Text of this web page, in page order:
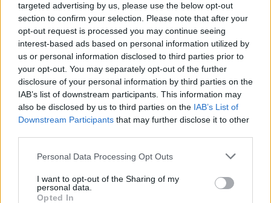
targeted advertising by us, please use the below opt-out
section to confirm your selection. Please note that after your
opt-out request is processed you may continue seeing
interest-based ads based on personal information utilized by
us or personal information disclosed to third parties prior to
your opt-out. You may separately opt-out of the further
disclosure of your personal information by third parties on the
IAB’s list of downstream participants. This information may
also be disclosed by us to third parties on the IAB’s List of
Downstream Participants that may further disclose it to other
Personal Data Processing Opt Outs
I want to opt-out of the Sharing of my
personal data.
Opted In